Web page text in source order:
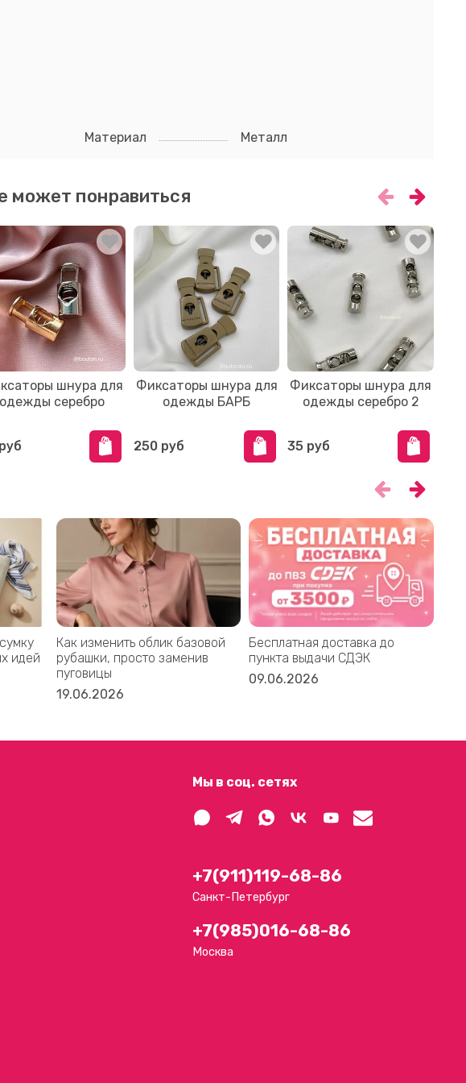
Материал Металл
может понравиться
шнура для
одежды серебро
Фиксаторы шнура для
одежды БАРБ
250 руб
Фиксаторы шнура для
одежды серебро 2
35 руб
идей
Как изменить облик базовой
рубашки, просто заменив
пуговицы
19.06.2026
Бесплатная доставка до
пункта выдачи СДЭК
09.06.2026
Мы в соц. сетях
+7(911)119-68-86
Санкт-Петербург
+7(985)016-68-86
Москва